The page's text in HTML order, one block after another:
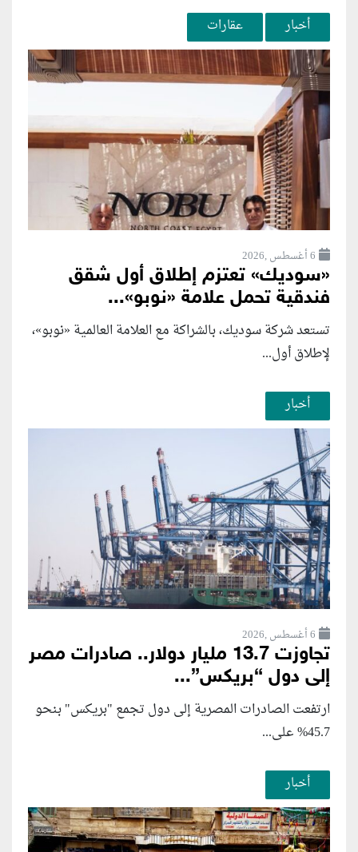
أخبار عقارات
6 أغسطس ,2026
«سوديك» تعتزم إطلاق أول شقق
فندقية تحمل علامة «نوبو»...
تستعد شركة سوديك، بالشراكة مع العلامة العالمية «نوبو»،
لإطلاق أول...
أخبار
6 أغسطس ,2026
تجاوزت 13.7 مليار دولار.. صادرات مصر
إلى دول “بريكس”...
ارتفعت الصادرات المصرية إلى دول تجمع "بريكس" بنحو
45.7% على...
أخبار